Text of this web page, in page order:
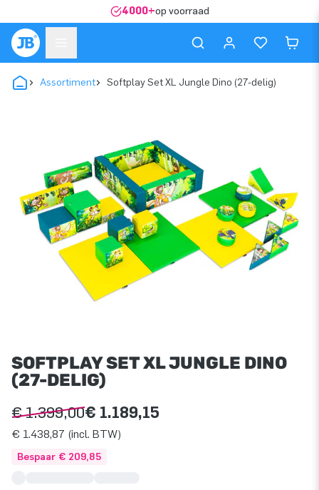
4000+op voorraad
Assortiment Softplay Set XL Jungle Dino (27-delig)
SOFTPLAY SET XL JUNGLE DINO
(27-DELIG)
€ 1.399,00€ 1.189,15
€ 1.438,87 (incl. BTW)
Bespaar € 209,85